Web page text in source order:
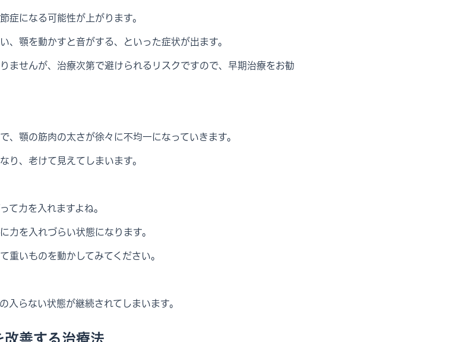
症になる可能性が上がります。
、顎を動かすと音がする、といった症状が出ます。
ませんが、治療次第で避けられるリスクですので、早期治療をお勧
、顎の筋肉の太さが徐々に不均一になっていきます。
り、老けて見えてしまいます。
て力を入れますよね。
力を入れづらい状態になります。
重いものを動かしてみてください。
らない状態が継続されてしまいます。
善する治療法